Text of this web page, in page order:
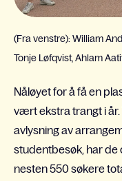
(Fra venstre): William
Tonje Løfqvist, Ahlam
Nåløyet for å få en
vært ekstra trangt i år.
avlysning av
studentbesøk, har
nesten 550 søkere